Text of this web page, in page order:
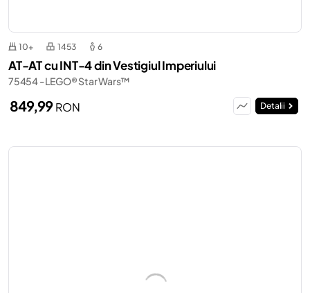
10+ 1453 6
AT-AT cu INT-4 din Vestigiul Imperiului
75454 - LEGO® Star Wars™
849,99RON Detalii